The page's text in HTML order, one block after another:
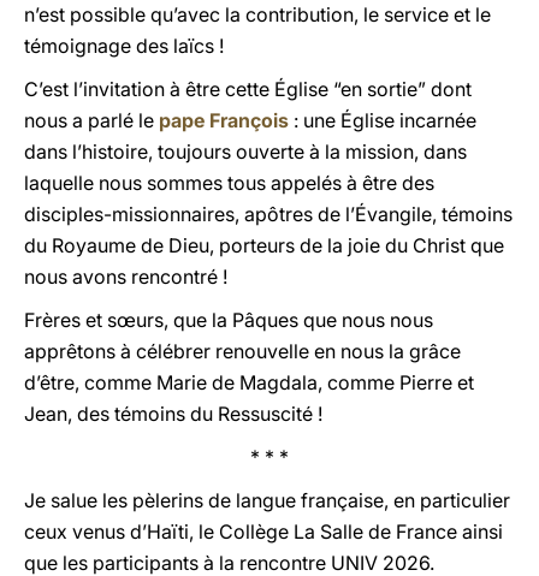
n’est possible qu’avec la contribution, le service et le
témoignage des laïcs !
C’est l’invitation à être cette Église “en sortie” dont
nous a parlé le pape François : une Église incarnée
dans l’histoire, toujours ouverte à la mission, dans
laquelle nous sommes tous appelés à être des
disciples-missionnaires, apôtres de l’Évangile, témoins
du Royaume de Dieu, porteurs de la joie du Christ que
nous avons rencontré !
Frères et sœurs, que la Pâques que nous nous
apprêtons à célébrer renouvelle en nous la grâce
d’être, comme Marie de Magdala, comme Pierre et
Jean, des témoins du Ressuscité !
* * *
Je salue les pèlerins de langue française, en particulier
ceux venus d’Haïti, le Collège La Salle de France ainsi
que les participants à la rencontre UNIV 2026.